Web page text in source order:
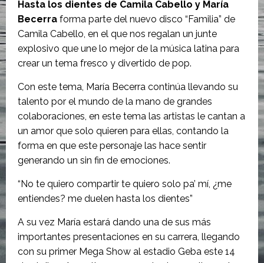
Hasta los dientes de Camila Cabello y María
Becerra forma parte del nuevo disco “Familia” de
Camila Cabello, en el que nos regalan un junte
explosivo que une lo mejor de la música latina para
crear un tema fresco y divertido de pop.
Con este tema, María Becerra continúa llevando su
talento por el mundo de la mano de grandes
colaboraciones, en este tema las artistas le cantan a
un amor que solo quieren para ellas, contando la
forma en que este personaje las hace sentir
generando un sin fin de emociones.
“No te quiero compartir te quiero solo pa’ mí, ¿me
entiendes? me duelen hasta los dientes”
A su vez María estará dando una de sus más
importantes presentaciones en su carrera, llegando
con su primer Mega Show al estadio Geba este 14